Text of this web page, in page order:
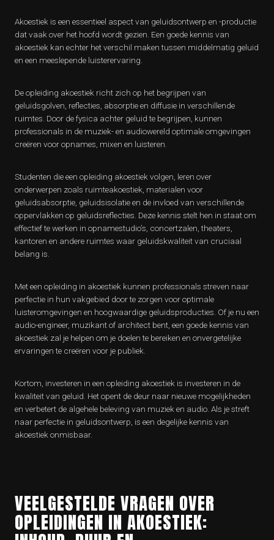
Akoestiek is een essentieel aspect van geluidsontwerp en -productie
dat vaak over het hoofd wordt gezien. Een goede kennis van
akoestiek kan echter het verschil maken tussen middelmatig geluid
en een meeslepende luisterervaring.
De opleiding akoestiek richt zich op het begrijpen van
geluidsgolven, reflecties, absorptie en diffusie in verschillende
ruimtes. Door de fysica achter geluid te begrijpen, kunnen
professionals in de muziek- en audiowereld optimale omgevingen
creëren voor opnames, mixen en luisteren.
Studenten die een opleiding akoestiek volgen, leren over
onderwerpen zoals ruimteakoestiek, materialen voor
geluidsabsorptie, geluidsisolatie en de invloed van verschillende
oppervlakken op geluidsreflecties. Deze kennis stelt hen in staat om
effectief te werken in opnamestudio’s, concertzalen, theaters,
kantoren en andere ruimtes waar geluidskwaliteit van cruciaal
belang is.
Met een opleiding in akoestiek kunnen professionals streven naar
perfectie in hun vakgebied door te zorgen voor optimale
luisteromgevingen en hoogwaardige geluidsproducties. Of je nu een
audio-engineer, muzikant of architect bent, een goede kennis van
akoestiek zal je helpen om je doelen te bereiken en onvergetelijke
ervaringen te creëren voor je publiek.
Kortom, investeren in een opleiding akoestiek is investeren in de
kwaliteit van geluid. Het opent de deur naar nieuwe mogelijkheden
en verbetert de algehele beleving van muziek en audio. Als je streft
naar perfectie in geluidsontwerp, is een degelijke kennis van
akoestiek onmisbaar.
VEELGESTELDE VRAGEN OVER
OPLEIDINGEN IN AKOESTIEK: